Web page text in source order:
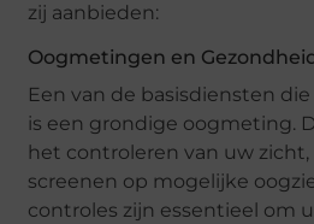
zij aanbieden:
Oogmetingen en
Een van de basisdiensten
is een grondige oogmeting.
het controleren van uw
screenen op mogelijke
controles zijn essentieel om